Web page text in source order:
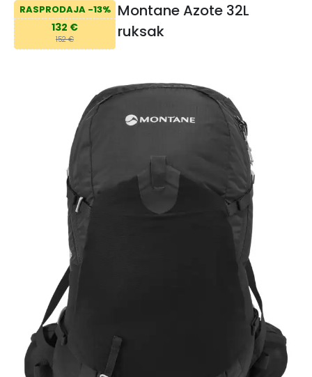
RASPRODAJA -13%
132 €
152 €
Montane Azote 32L
ruksak